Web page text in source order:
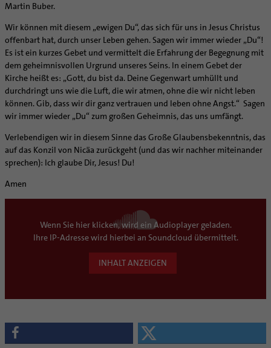
Martin Buber.
Wir können mit diesem „ewigen Du“, das sich für uns in Jesus Christus
offenbart hat, durch unser Leben gehen. Sagen wir immer wieder „Du“!
Es ist ein kurzes Gebet und vermittelt die Erfahrung der Begegnung mit
dem geheimnisvollen Urgrund unseres Seins. In einem Gebet der
Kirche heißt es: „Gott, du bist da. Deine Gegenwart umhüllt und
durchdringt uns wie die Luft, die wir atmen, ohne die wir nicht leben
können. Gib, dass wir dir ganz vertrauen und leben ohne Angst.“ Sagen
wir immer wieder „Du“ zum großen Geheimnis, das uns umfängt.
Verlebendigen wir in diesem Sinne das Große Glaubensbekenntnis, das
auf das Konzil von Nicäa zurückgeht (und das wir nachher miteinander
sprechen): Ich glaube Dir, Jesus! Du!
Amen
Wenn Sie hier klicken, wird ein Audioplayer geladen.
Ihre IP-Adresse wird hierbei an Soundcloud übermittelt.
INHALT ANZEIGEN